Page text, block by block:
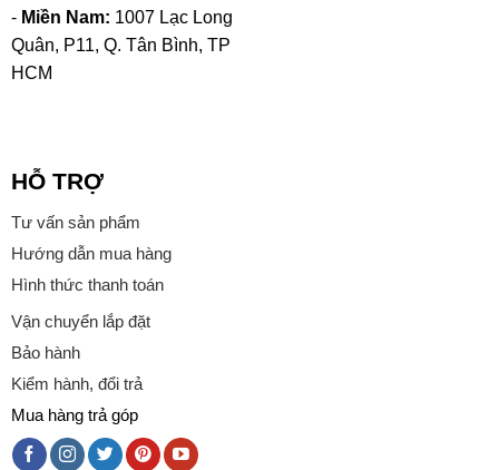
- Miền Nam: 1007 Lạc Long
Quân, P11, Q. Tân Bình, TP
HCM
HỖ TRỢ
Tư vấn sản phẩm
Hướng dẫn mua hàng
Hình thức thanh toán
Vận chuyển lắp đặt
Bảo hành
Kiểm hành, đổi trả
Mua hàng trả góp